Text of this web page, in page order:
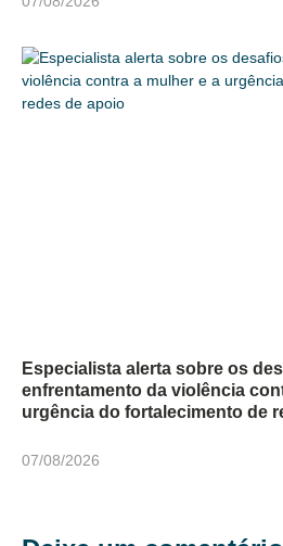
Especialista alerta sobre os
enfrentamento da violência
urgência do fortalecimento de
07/08/2026